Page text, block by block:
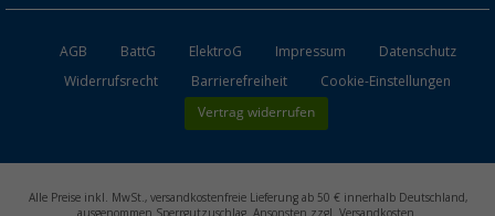
AGB BattG ElektroG Impressum
Datenschutz
Widerrufsrecht
Barrierefreiheit Cookie-Einstellungen
Vertrag widerrufen
Alle Preise inkl. MwSt., versandkostenfreie Lieferung ab 50 € innerhalb Deutschland,
ausgenommen Sperrgutzuschlag. Ansonsten zzgl. Versandkosten.